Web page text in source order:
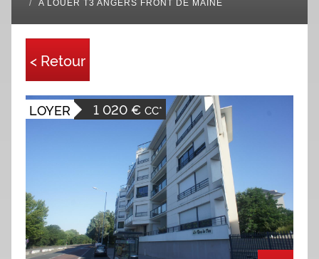
A LOUER T3 ANGERS FRONT DE MAINE
< Retour
LOYER 1 020 € CC*